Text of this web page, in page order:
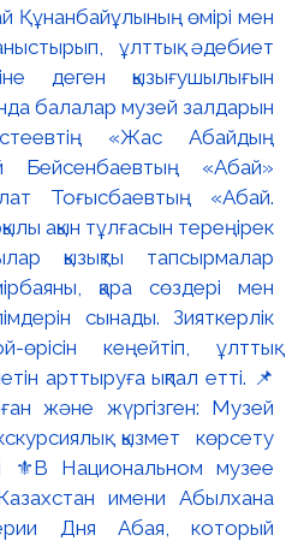
Құнанбайұлының өмірі мен
ұлттық әдебиет
деген қызығушылығын
балалар музей залдарын
«Жас Абайдың
Бейсенбаевтың «Абай»
Тоғысбаевтың «Абай.
ақын тұлғасын тереңірек
қызықты тапсырмалар
қара сөздері мен
сынады. Зияткерлік
кеңейтіп, ұлттық
арттыруға ықпал етті. 📌
және жүргізген: Музей
қызмет көрсету
⚜️В Национальном музее
имени Абылхана
Дня Абая, который